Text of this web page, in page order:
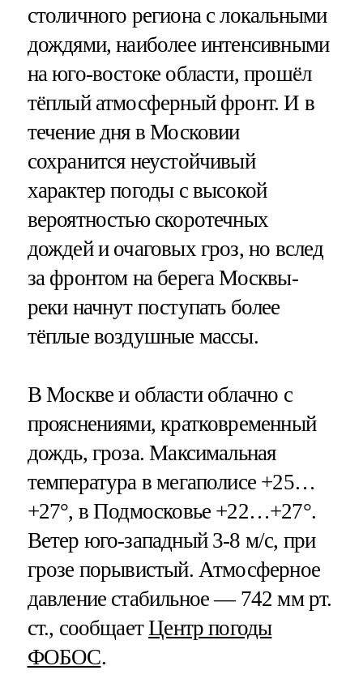
столичного региона с локальными
дождями, наиболее интенсивными
на юго-востоке области, прошёл
тёплый атмосферный фронт. И в
течение дня в Московии
сохранится неустойчивый
характер погоды с высокой
вероятностью скоротечных
дождей и очаговых гроз, но вслед
за фронтом на берега Москвы-
реки начнут поступать более
тёплые воздушные массы.
В Москве и области облачно с
прояснениями, кратковременный
дождь, гроза. Максимальная
температура в мегаполисе +25…
+27°, в Подмосковье +22…+27°.
Ветер юго-западный 3-8 м/с, при
грозе порывистый. Атмосферное
давление стабильное — 742 мм рт.
ст., сообщаетЦентр погоды
ФОБОС.